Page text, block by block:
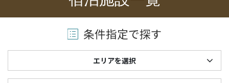
条件指定で探す
エリアを選択